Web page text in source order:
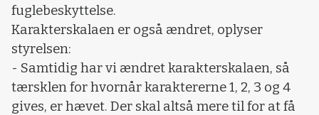
fuglebeskyttelse.
Karakterskalaen er også ændret, oplyser
styrelsen:
- Samtidig har vi ændret karakterskalaen, så
tærsklen for hvornår karaktererne 1, 2, 3 og 4
gives, er hævet. Der skal altså mere til for at få